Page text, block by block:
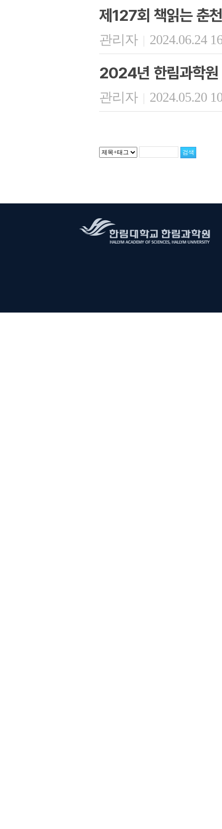
제127회 책읽는 춘천
관리자 | 2024.06.24
2024년 한림과학원
관리자 | 2024.05.20